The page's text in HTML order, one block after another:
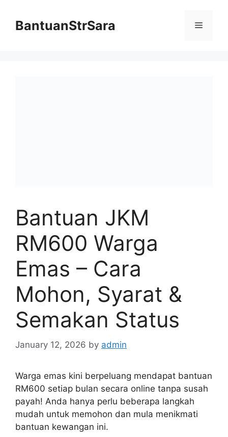
contentBantuanStrSara Menu
Bantuan JKM
RM600 Warga
Emas – Cara
Mohon, Syarat &
Semakan Status
January 12, 2026 by admin
Warga emas kini berpeluang mendapat bantuan
RM600 setiap bulan secara online tanpa susah
payah! Anda hanya perlu beberapa langkah
mudah untuk memohon dan mula menikmati
bantuan kewangan ini.